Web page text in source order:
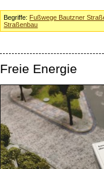
Begriffe: Fußwege Bautzner
Straßenbau
Freie Energie